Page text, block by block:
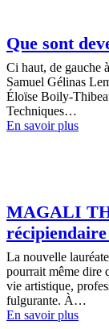
Que sont
Ci haut, de gauche
Samuel Gélinas
Éloïse Boily-
Techniques…
En savoir plus
MAGALI
La nouvelle
pourrait même dire
vie artistique,
fulgurante. À…
En savoir plus